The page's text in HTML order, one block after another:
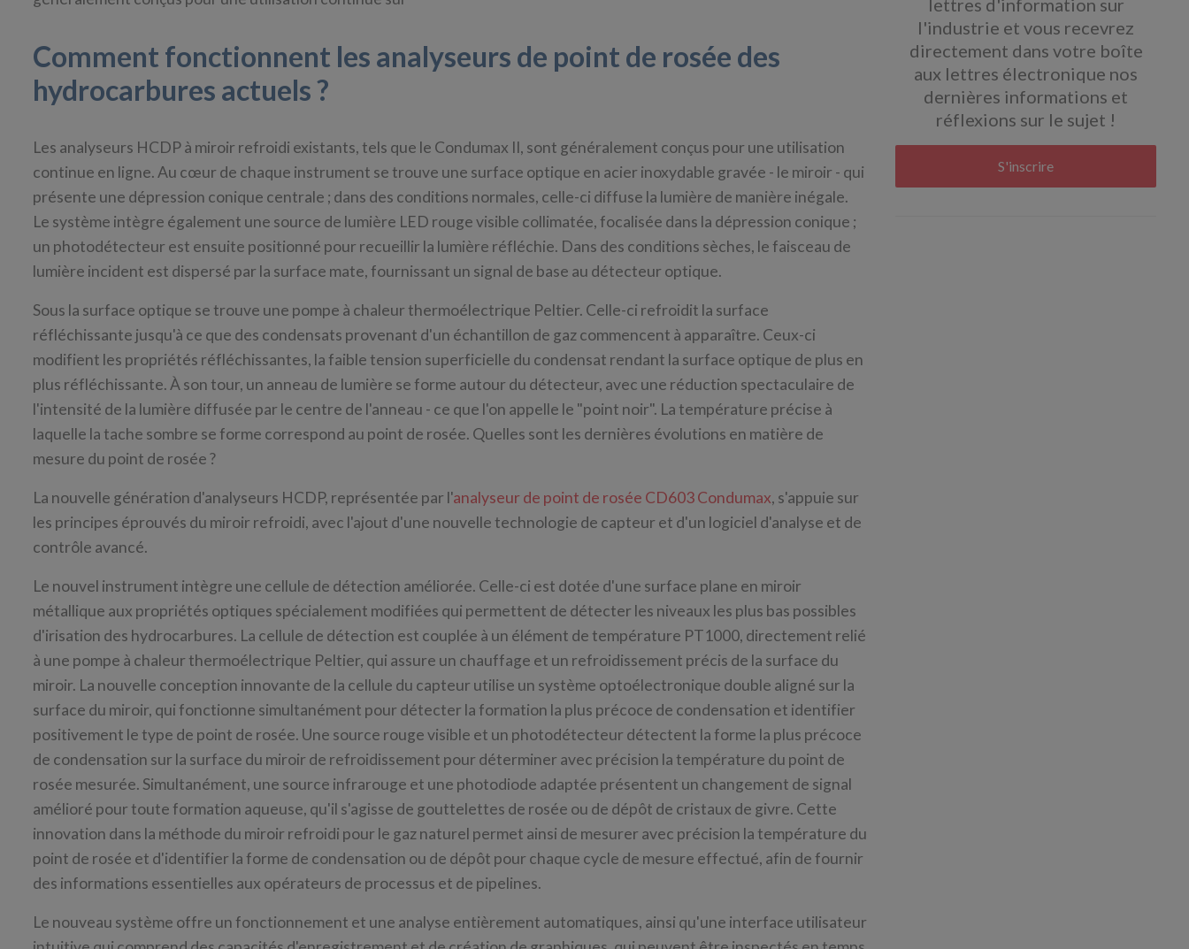
Comment fonctionnent les analyseurs de point de rosée des
hydrocarbures actuels ?
Les analyseurs HCDP à miroir refroidi existants, tels que le Condumax II, sont généralement conçus pour une utilisation
continue en ligne. Au cœur de chaque instrument se trouve une surface optique en acier inoxydable gravée - le miroir - qui
présente une dépression conique centrale ; dans des conditions normales, celle-ci diffuse la lumière de manière inégale.
Le système intègre également une source de lumière LED rouge visible collimatée, focalisée dans la dépression conique ;
un photodétecteur est ensuite positionné pour recueillir la lumière réfléchie. Dans des conditions sèches, le faisceau de
lumière incident est dispersé par la surface mate, fournissant un signal de base au détecteur optique.
Sous la surface optique se trouve une pompe à chaleur thermoélectrique Peltier. Celle-ci refroidit la surface
réfléchissante jusqu'à ce que des condensats provenant d'un échantillon de gaz commencent à apparaître. Ceux-ci
modifient les propriétés réfléchissantes, la faible tension superficielle du condensat rendant la surface optique de plus en
plus réfléchissante. À son tour, un anneau de lumière se forme autour du détecteur, avec une réduction spectaculaire de
l'intensité de la lumière diffusée par le centre de l'anneau - ce que l'on appelle le "point noir". La température précise à
laquelle la tache sombre se forme correspond au point de rosée. Quelles sont les dernières évolutions en matière de
mesure du point de rosée ?
La nouvelle génération d'analyseurs HCDP, représentée par l'analyseur de point de rosée CD603 Condumax, s'appuie sur
les principes éprouvés du miroir refroidi, avec l'ajout d'une nouvelle technologie de capteur et d'un logiciel d'analyse et de
contrôle avancé.
Le nouvel instrument intègre une cellule de détection améliorée. Celle-ci est dotée d'une surface plane en miroir
métallique aux propriétés optiques spécialement modifiées qui permettent de détecter les niveaux les plus bas possibles
d'irisation des hydrocarbures. La cellule de détection est couplée à un élément de température PT1000, directement relié
à une pompe à chaleur thermoélectrique Peltier, qui assure un chauffage et un refroidissement précis de la surface du
miroir. La nouvelle conception innovante de la cellule du capteur utilise un système optoélectronique double aligné sur la
surface du miroir, qui fonctionne simultanément pour détecter la formation la plus précoce de condensation et identifier
positivement le type de point de rosée. Une source rouge visible et un photodétecteur détectent la forme la plus précoce
de condensation sur la surface du miroir de refroidissement pour déterminer avec précision la température du point de
rosée mesurée. Simultanément, une source infrarouge et une photodiode adaptée présentent un changement de signal
amélioré pour toute formation aqueuse, qu'il s'agisse de gouttelettes de rosée ou de dépôt de cristaux de givre. Cette
innovation dans la méthode du miroir refroidi pour le gaz naturel permet ainsi de mesurer avec précision la température du
point de rosée et d'identifier la forme de condensation ou de dépôt pour chaque cycle de mesure effectué, afin de fournir
des informations essentielles aux opérateurs de processus et de pipelines.
Le nouveau système offre un fonctionnement et une analyse entièrement automatiques, ainsi qu'une interface utilisateur
l'industrie et vous recevrez
directement dans votre boîte
aux lettres électronique nos
dernières informations et
réflexions sur le sujet !
S'inscrire